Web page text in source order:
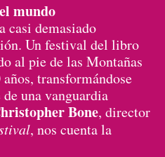
mundo
casi demasiado
Un festival del libro
al pie de las Montañas
transformándose
una vanguardia
Bone, director
, nos cuenta la